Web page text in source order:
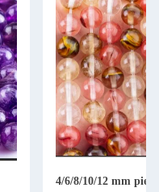
4/6/8/10/12 mm